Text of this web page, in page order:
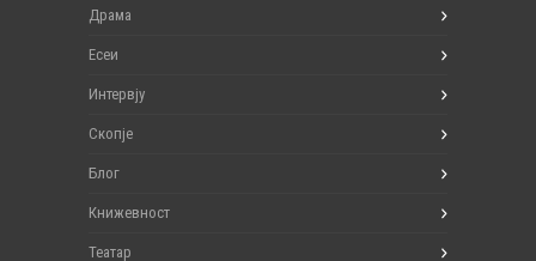
Драма
Есеи
Интервју
Скопје
Блог
Книжевност
Театар